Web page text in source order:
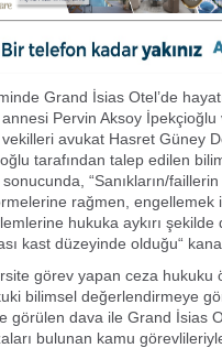
Grand İsias Otel’de
annesi Pervin Aksoy İpekçioğlu
vekilleri avukat Hasret Güney
tarafından talep edilen
“Sanıkların/
rağmen, engellemek
hukuka aykırı
kast düzeyinde olduğu“
görev yapan ceza hukuku
bilimsel değerlendirmeye
görülen dava ile Grand İsias
bulunan kamu